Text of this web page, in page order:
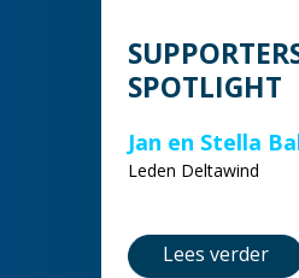
SPOTLIGHT
Jan en Stella
Leden Deltawind
Lees verder